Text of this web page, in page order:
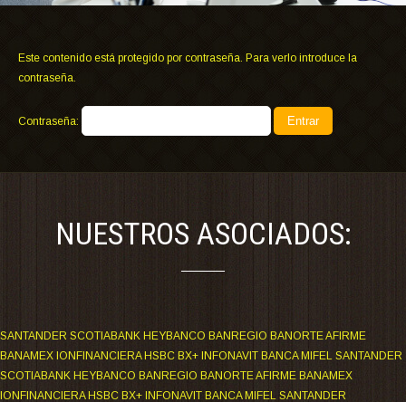
Este contenido está protegido por contraseña. Para verlo introduce la
contraseña.
Contraseña:
NUESTROS ASOCIADOS:
SANTANDER SCOTIABANK HEYBANCO BANREGIO BANORTE AFIRME
BANAMEX IONFINANCIERA HSBC BX+ INFONAVIT BANCA MIFEL SANTANDER
SCOTIABANK HEYBANCO BANREGIO BANORTE AFIRME BANAMEX
IONFINANCIERA HSBC BX+ INFONAVIT BANCA MIFEL SANTANDER